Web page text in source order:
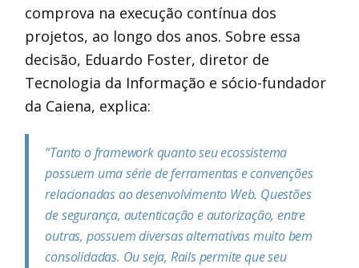
comprova na execução contínua dos
projetos, ao longo dos anos. Sobre essa
decisão, Eduardo Foster, diretor de
Tecnologia da Informação e sócio-fundador
da Caiena, explica:
“Tanto o framework quanto seu ecossistema
possuem uma série de ferramentas e convenções
relacionadas ao desenvolvimento Web. Questões
de segurança, autenticação e autorização, entre
outras, possuem diversas alternativas muito bem
consolidadas. Ou seja, Rails permite que seu